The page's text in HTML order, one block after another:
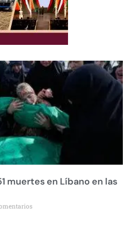
muertes en Líbano en las